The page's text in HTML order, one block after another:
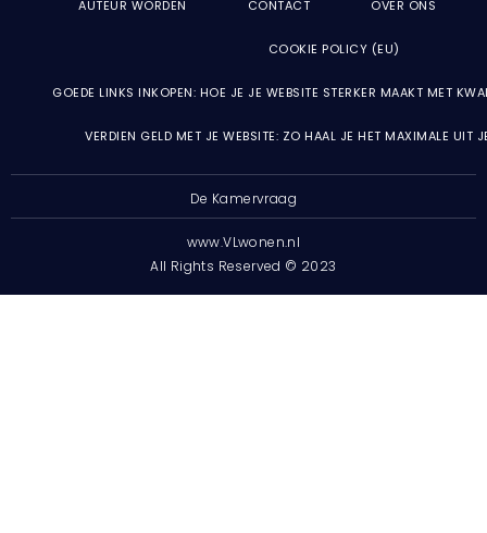
AUTEUR WORDEN CONTACT OVER ONS
COOKIE POLICY (EU)
GOEDE LINKS INKOPEN: HOE JE JE WEBSITE STERKER MAAKT MET
VERDIEN GELD MET JE WEBSITE: ZO HAAL JE HET MAXIMALE UIT
De Kamervraag
www.VLwonen.nl
All Rights Reserved © 2023